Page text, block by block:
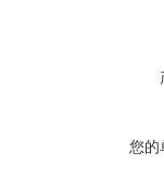
您的